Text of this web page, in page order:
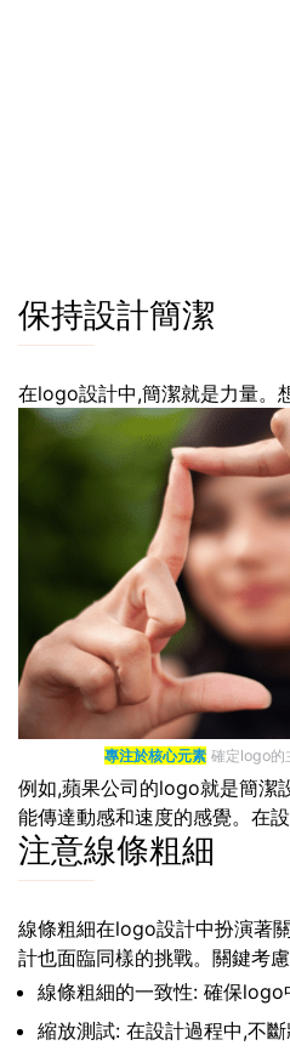
保持設計簡潔
在logo設計中,簡潔就是力量。
專注於核心元素 確定logo的
例如,蘋果公司的logo就是簡潔
能傳達動感和速度的感覺。在
注意線條粗細
線條粗細在logo設計中扮演著
計也面臨同樣的挑戰。關鍵考
線條粗細的一致性: 確保logo
縮放測試: 在設計過程中,不